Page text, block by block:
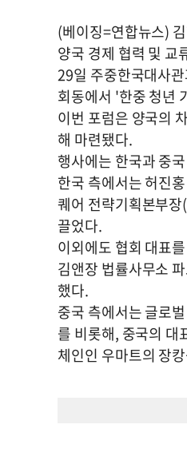
(베이징=연합뉴스)
양국 경제 협력 및 교
29일 주중한국대사
회동에서 '한중 청년
이번 포럼은 양국의
해 마련됐다.
행사에는 한국과 중
한국 측에서는 허진
퀘어 전략기획본부
끌었다.
이외에도 협회 대표
김앤장 법률사무소
했다.
중국 측에서는 글로
를 비롯해, 중국의 대
체인인 우마트의 장